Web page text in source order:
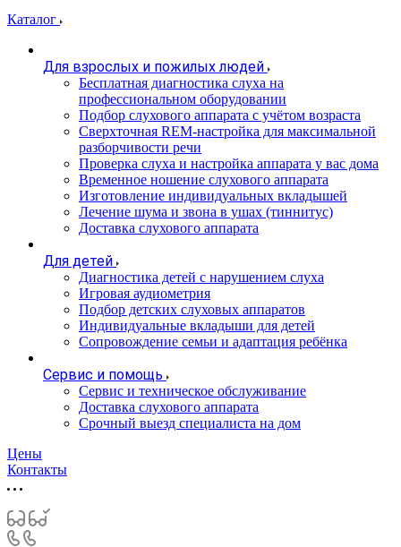
Каталог
Для взрослых и пожилых людей
Бесплатная диагностика слуха на
профессиональном оборудовании
Подбор слухового аппарата с учётом возраста
Сверхточная REM-настройка для максимальной
разборчивости речи
Проверка слуха и настройка аппарата у вас дома
Временное ношение слухового аппарата
Изготовление индивидуальных вкладышей
Лечение шума и звона в ушах (тиннитус)
Доставка слухового аппарата
Для детей
Диагностика детей с нарушением слуха
Игровая аудиометрия
Подбор детских слуховых аппаратов
Индивидуальные вкладыши для детей
Сопровождение семьи и адаптация ребёнка
Сервис и помощь
Сервис и техническое обслуживание
Доставка слухового аппарата
Срочный выезд специалиста на дом
Цены
Контакты